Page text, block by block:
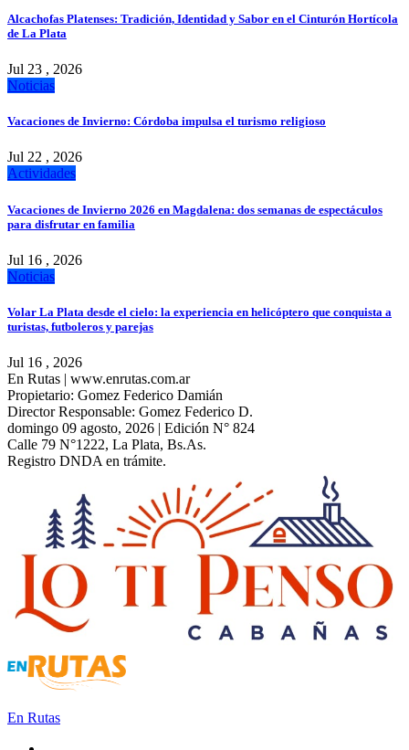
Alcachofas Platenses: Tradición, Identidad y Sabor en el Cinturón Hortícola
de La Plata
Jul 23 , 2026
Noticias
Vacaciones de Invierno: Córdoba impulsa el turismo religioso
Jul 22 , 2026
Actividades
Vacaciones de Invierno 2026 en Magdalena: dos semanas de espectáculos
para disfrutar en familia
Jul 16 , 2026
Noticias
Volar La Plata desde el cielo: la experiencia en helicóptero que conquista a
turistas, futboleros y parejas
Jul 16 , 2026
En Rutas | www.enrutas.com.ar
Propietario: Gomez Federico Damián
Director Responsable: Gomez Federico D.
domingo 09 agosto, 2026 | Edición N° 824
Calle 79 N°1222, La Plata, Bs.As.
Registro DNDA en trámite.
En Rutas